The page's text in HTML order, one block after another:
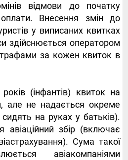
відмови до початку
Внесення змін до
у виписаних квитках
здійснюється оператором
за кожен квиток в
(інфантів) квиток на
але не надається окреме
на руках у батьків).
авіаційний збір (включає
Сума такої
авіакомпаніями